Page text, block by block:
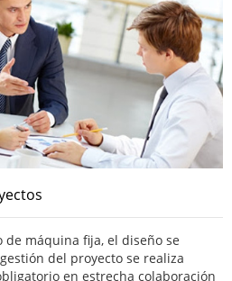
de máquina fija, el diseño se
del proyecto se realiza
en estrecha colaboración